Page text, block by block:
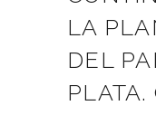
LA
DEL
PLATA.